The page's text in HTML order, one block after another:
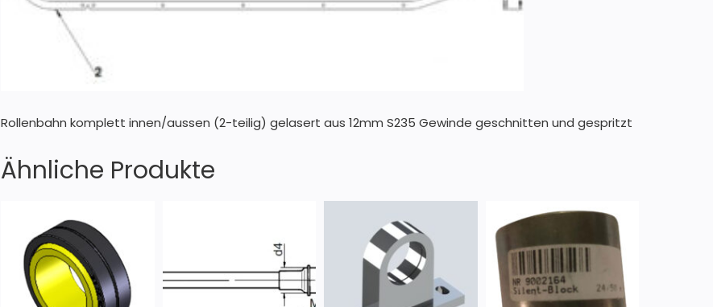
Rollenbahn komplett innen/aussen (2-teilig) gelasert aus 12mm S235 Gewinde geschnitten und gespritzt
Ähnliche Produkte